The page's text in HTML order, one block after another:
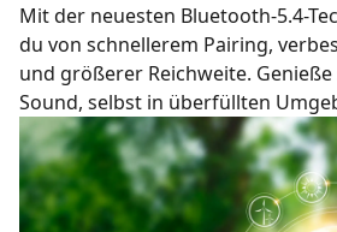
Mit der neuesten Bluetooth-5.4-
du von schnellerem Pairing,
und größerer Reichweite.
Sound, selbst in überfüllten